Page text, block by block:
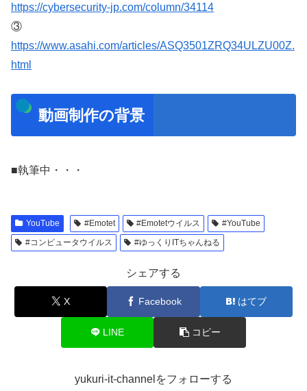
https://cybersecurity-jp.com/column/34114
③
https://www.asahi.com/articles/ASQ3501ZRQ34ULZU00Z.
html
動画制作の背景
■執筆中・・・
YouTube #Emotet #Emotetウイルス
#YouTube
#コンピュータウイルス
#ゆっくりITちゃんねる
シェアする
X Facebook はてブ
LINE コピー
yukuri-it-channelをフォローする